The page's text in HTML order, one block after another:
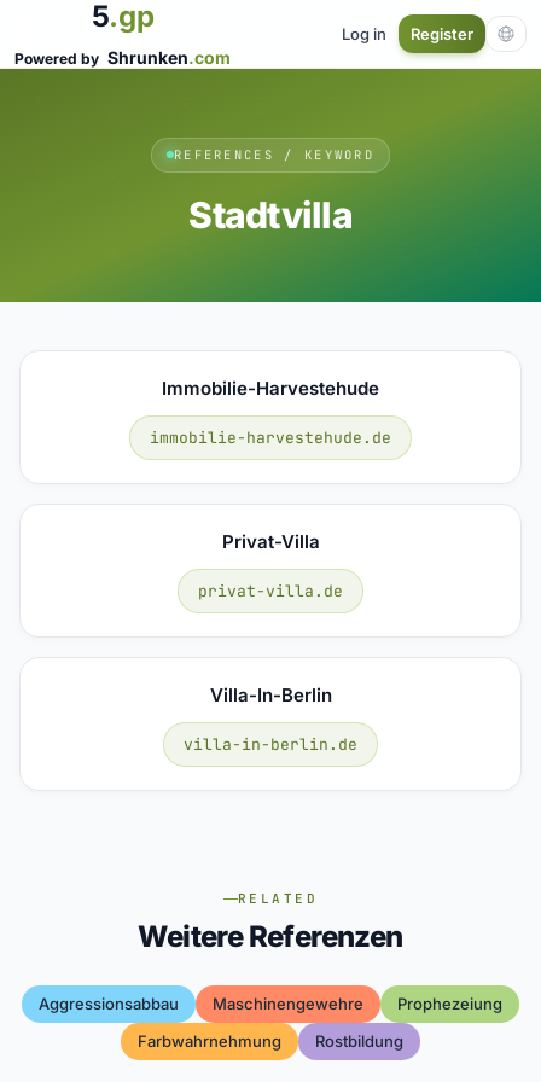
5.gp
Powered by Shrunken.com
Log in Register
REFERENCES / KEYWORD
Stadtvilla
Immobilie-Harvestehude
immobilie-harvestehude.de
Privat-Villa
privat-villa.de
Villa-In-Berlin
villa-in-berlin.de
RELATED
Weitere Referenzen
Aggressionsabbau Maschinengewehre
Prophezeiung
Farbwahrnehmung
Rostbildung